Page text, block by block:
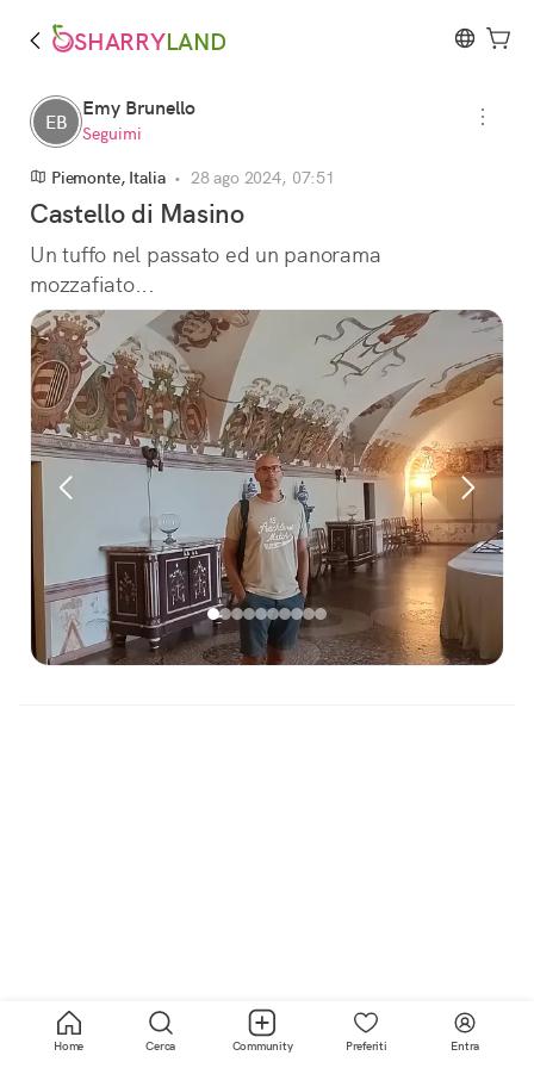
SHARRYLAND
EB
Emy Brunello
Seguimi
Piemonte, Italia• 28 ago 2024, 07:51
Castello di Masino
Un tuffo nel passato ed un panorama
mozzafiato...
Home Cerca Community Preferiti Entra